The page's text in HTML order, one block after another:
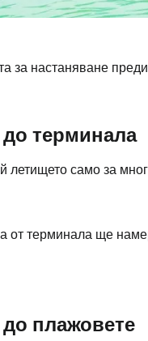
за настаняване
терминала
летището само за
от терминала ще
плажовете
в
общност на